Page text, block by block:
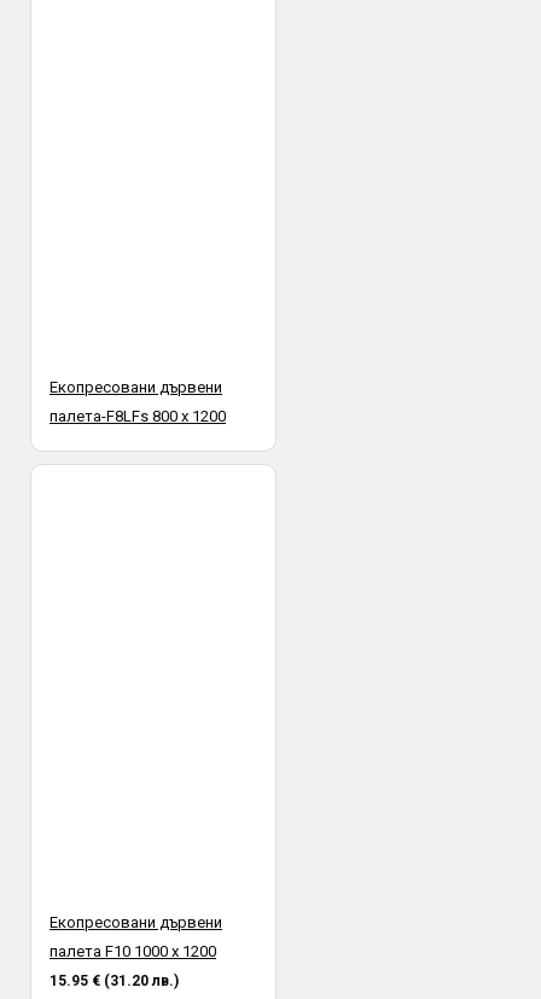
Екопресовани дървени
палета-F8LFs 800 х 1200
Екопресовани дървени
палета F10 1000 х 1200
15.95 € (31.20 лв.)